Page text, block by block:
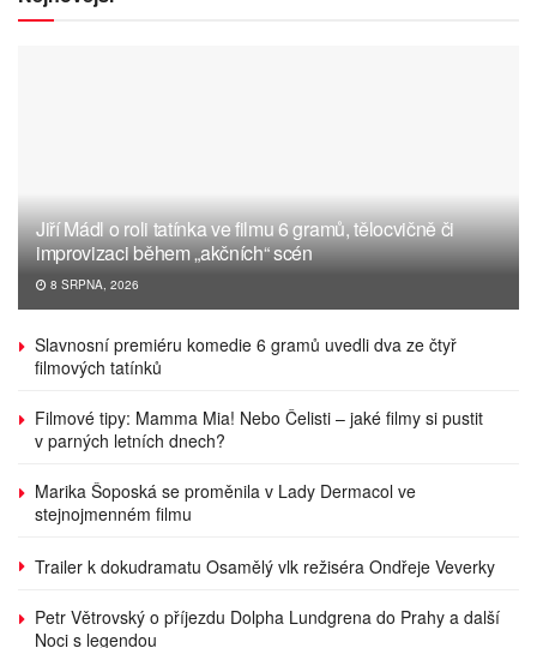
Jiří Mádl o roli tatínka ve filmu 6 gramů, tělocvičně či
improvizaci během „akčních“ scén
8 SRPNA, 2026
Slavnosní premiéru komedie 6 gramů uvedli dva ze čtyř
filmových tatínků
Filmové tipy: Mamma Mia! Nebo Čelisti – jaké filmy si pustit
v parných letních dnech?
Marika Šoposká se proměnila v Lady Dermacol ve
stejnojmenném filmu
Trailer k dokudramatu Osamělý vlk režiséra Ondřeje Veverky
Petr Větrovský o příjezdu Dolpha Lundgrena do Prahy a další
Noci s legendou